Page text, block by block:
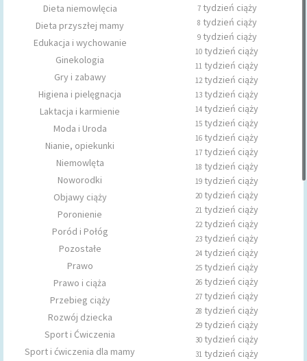
Dieta niemowlęcia
Dieta przyszłej mamy
Edukacja i wychowanie
Ginekologia
Gry i zabawy
Higiena i pielęgnacja
Laktacja i karmienie
Moda i Uroda
Nianie, opiekunki
Niemowlęta
Noworodki
Objawy ciąży
Poronienie
Poród i Połóg
Pozostałe
Prawo
Prawo i ciąża
Przebieg ciąży
Rozwój dziecka
Sport i Ćwiczenia
Sport i ćwiczenia dla mamy
7tydzień ciąży
8 tydzień ciąży
9tydzień ciąży
10 tydzień ciąży
11 tydzień ciąży
12tydzień ciąży
13 tydzień ciąży
14 tydzień ciąży
15 tydzień ciąży
16 tydzień ciąży
17 tydzień ciąży
18 tydzień ciąży
19 tydzień ciąży
20 tydzień ciąży
21 tydzień ciąży
22tydzień ciąży
23 tydzień ciąży
24 tydzień ciąży
25 tydzień ciąży
26 tydzień ciąży
27 tydzień ciąży
28 tydzień ciąży
29 tydzień ciąży
30 tydzień ciąży
31 tydzień ciąży